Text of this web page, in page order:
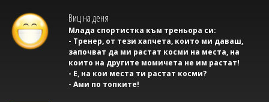
Виц на деня
Млада спортистка към треньора си:
- Тренер, от тези хапчета, които ми даваш,
започват да ми растат косми на места, на
които на другите момичета не им растат!
- Е, на кои места ти растат косми?
- Ами по топките!